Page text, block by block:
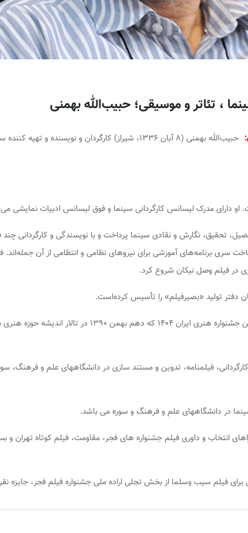
حبیب‌الله بهمنی (۸ آبان ۱۳۳۶، شیراز) کارگردان و نویسنده و
سری برنامه‌های آموزشی برای نیروهای نظامی و انتظامی از آن جمله‌اند.
دفتر تولید «بصیرفیلم» را تأسیس کرده‌است.
او در مراسم اختتامیه نخستین جشنواره هنری ایران ۱۴۰۴ که دهم
فیلمنامه، تدوین و مستند سازی در دانشگاههای علم و فرهنگ،
در دانشگاههای علم و فرهنگ و سوره می باشد.
انتخاب و داوری فیلم جشنواره های فجر، مقاومت، فیلم کوتاه تهران و
برای فیلم سیب وسلما از بخش تجلی اراده ملی جشنواره فیلم فجر، جایزه